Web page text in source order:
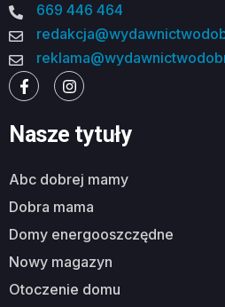
669 446 464
Nasze tytuły
abc dobrej mamy
dobra mama
domy energooszczędne
nowy magazyn
otoczenie domu